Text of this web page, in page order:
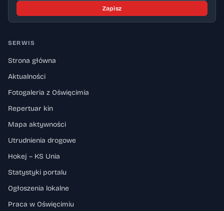
Zapisz
SERWIS
Strona główna
Aktualności
Fotogaleria z Oświęcimia
Repertuar kin
Mapa aktywności
Utrudnienia drogowe
Hokej – KS Unia
Statystyki portalu
Ogłoszenia lokalne
Praca w Oświęcimiu